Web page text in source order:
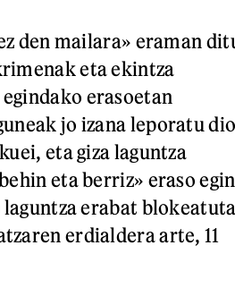
den mailara» eraman
eta ekintza
erasoetan
jo izana leporatu dio
eta giza laguntza
eta berriz» eraso egin
erabat blokeatuta
erdialdera arte, 11